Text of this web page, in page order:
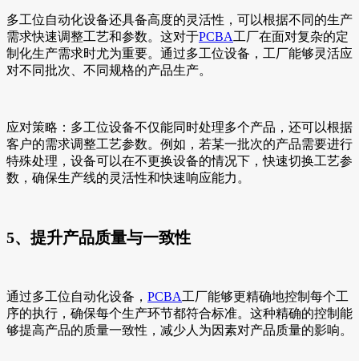
多工位自动化设备还具备高度的灵活性，可以根据不同的生产
需求快速调整工艺和参数。这对于PCBA工厂在面对复杂的定
制化生产需求时尤为重要。通过多工位设备，工厂能够灵活应
对不同批次、不同规格的产品生产。
应对策略：多工位设备不仅能同时处理多个产品，还可以根据
客户的需求调整工艺参数。例如，若某一批次的产品需要进行
特殊处理，设备可以在不更换设备的情况下，快速切换工艺参
数，确保生产线的灵活性和快速响应能力。
5、提升产品质量与一致性
通过多工位自动化设备， PCBA工厂能够更精确地控制每个工
序的执行，确保每个生产环节都符合标准。这种精确的控制能
够提高产品的质量一致性，减少人为因素对产品质量的影响。